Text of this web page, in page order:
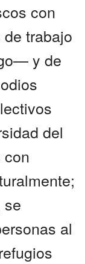
con
trabajo
y de
del
con
se
al